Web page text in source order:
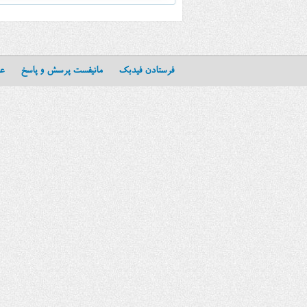
فرستادن فیدبک مانیفست پرسش و پاسخ